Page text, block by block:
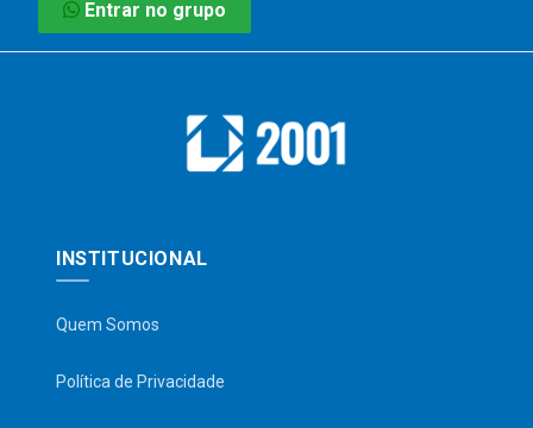
Entrar no grupo
INSTITUCIONAL
Quem Somos
Política de Privacidade